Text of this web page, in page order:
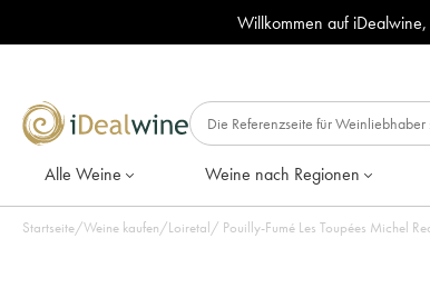
Willkommen auf iDealwine,
Alle Weine Weine nach Regionen
Startseite/Weine kaufen/Loiretal/